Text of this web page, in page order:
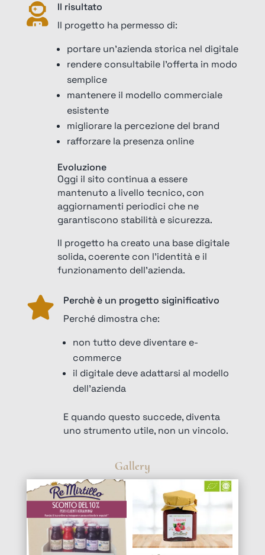

Il risultato
Il progetto ha permesso di:
portare un’azienda storica nel digitale
rendere consultabile l’offerta in modo
semplice
mantenere il modello commerciale
esistente
migliorare la percezione del brand
rafforzare la presenza online
Evoluzione
Oggi il sito continua a essere
mantenuto a livello tecnico, con
aggiornamenti periodici che ne
garantiscono stabilità e sicurezza.
Il progetto ha creato una base digitale
solida, coerente con l’identità e il
funzionamento dell’azienda.

Perchè è un progetto siginificativo
Perché dimostra che:
non tutto deve diventare e-
commerce
il digitale deve adattarsi al modello
dell’azienda
E quando questo succede, diventa
uno strumento utile, non un vincolo.
Gallery